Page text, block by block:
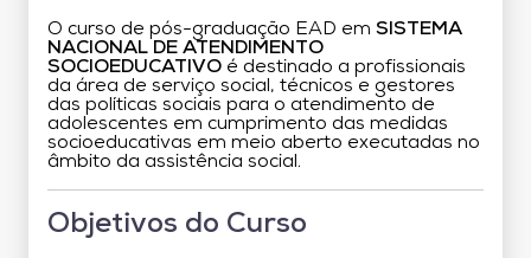
O curso de pós-graduação EAD em SISTEMA
NACIONAL DE ATENDIMENTO
SOCIOEDUCATIVO é destinado a profissionais
da área de serviço social, técnicos e gestores
das políticas sociais para o atendimento de
adolescentes em cumprimento das medidas
socioeducativas em meio aberto executadas no
âmbito da assistência social.
Objetivos do Curso